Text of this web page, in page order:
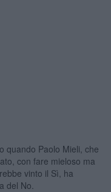
quando Paolo Mieli, che
con fare mieloso ma
vinto il Sì, ha
del No.